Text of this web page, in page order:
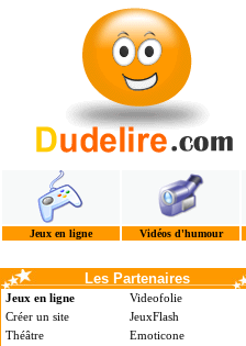
Jeux en ligne Vidéos d'humour
Les Partenaires
Jeux en ligne
Créer un site
Théâtre
Videofolie
JeuxFlash
Emoticone